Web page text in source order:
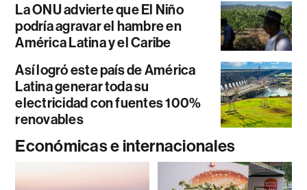
La ONU advierte que El Niño
podría agravar el hambre en
América Latina y el Caribe
Así logró este país de América
Latina generar toda su
electricidad con fuentes 100%
renovables
Económicas e internacionales